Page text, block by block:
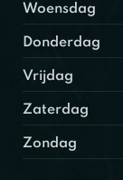
Woensdag
Donderdag
Vrijdag
Zaterdag
Zondag